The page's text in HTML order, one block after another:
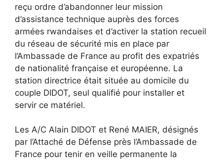
reçu ordre d’abandonner leur mission
d’assistance technique auprès des forces
armées rwandaises et d’activer la station recueil
du réseau de sécurité mis en place par
l’Ambassade de France au profit des expatriés
de nationalité française et européenne. La
station directrice était située au domicile du
couple DIDOT, seul qualifié pour installer et
servir ce matériel.
Les A/C Alain DIDOT et René MAIER, désignés
par l’Attaché de Défense près l’Ambassade de
France pour tenir en veille permanente la